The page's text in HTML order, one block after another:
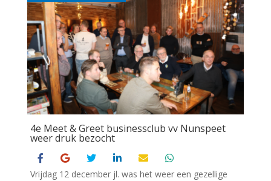
4e Meet & Greet businessclub vv Nunspeet
weer druk bezocht
Vrijdag 12 december jl. was het weer een gezellige